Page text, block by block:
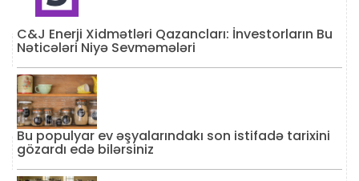
C&J Enerji Xidmətləri Qazancları: İnvestorların Bu
Nəticələri Niyə Sevməmələri
Bu populyar ev əşyalarındakı son istifadə tarixini
gözardı edə bilərsiniz